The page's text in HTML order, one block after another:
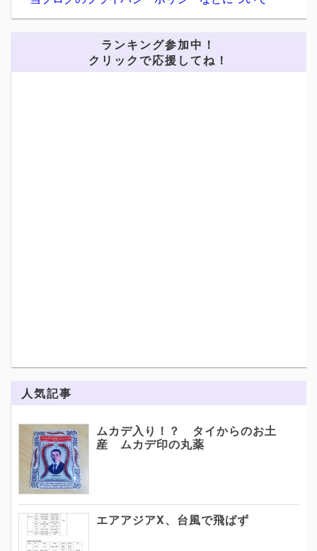
ランキング参加中！
クリックで応援してね！
人気記事
ムカデ入り！？ タイからのお土
産 ムカデ印の丸薬
エアアジアX、台風で飛ばず